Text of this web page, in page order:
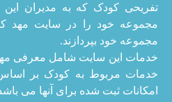
تفریحی کودک که به مدیران این
مجموعه خود را در سایت مهد
مجموعه خود بپردازند.
خدمات این سایت شامل معرفی
خدمات مربوط به کودک بر
امکانات ثبت شده برای آنها می